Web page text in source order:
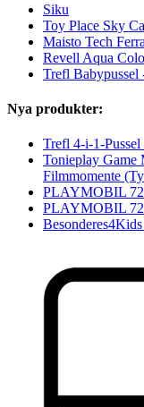
Siku
Toy Place Sky
Maisto Tech
Revell Aqua
Trefl Babypussel
Nya produkter:
Trefl 4-i-1-Pussel
Tonieplay Game
Filmmomente
PLAYMOBIL
PLAYMOBIL